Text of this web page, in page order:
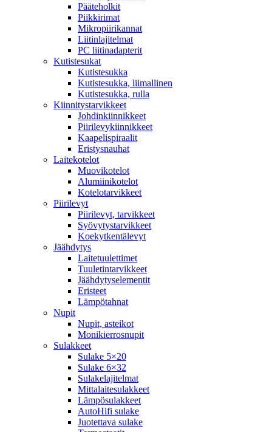
Pääteholkit
Piikkirimat
Mikropiirikannat
Liitinlajitelmat
PC liitinadapterit
Kutistesukat
Kutistesukka
Kutistesukka, liimallinen
Kutistesukka, rulla
Kiinnitystarvikkeet
Johdinkiinnikkeet
Piirilevykiinnikkeet
Kaapelispiraalit
Eristysnauhat
Laitekotelot
Muovikotelot
Alumiinikotelot
Kotelotarvikkeet
Piirilevyt
Piirilevyt, tarvikkeet
Syövytystarvikkeet
Koekytkentälevyt
Jäähdytys
Laitetuulettimet
Tuuletintarvikkeet
Jäähdytyselementit
Eristeet
Lämpötahnat
Nupit
Nupit, asteikot
Monikierrosnupit
Sulakkeet
Sulake 5×20
Sulake 6×32
Sulakelajitelmat
Mittalaitesulakkeet
Lämpösulakkeet
AutoHifi sulake
Juotettava sulake